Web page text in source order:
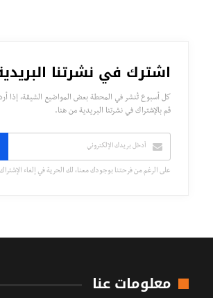
اشترك في نشرتنا
كل أسبوع تُنشر في المحطة بعض المواضيع الشيقة، إذا
قم بالإشتراك في نشرتنا البريدية من هنا.
على الرغم من فرحتنا بوجودك معنا، لك الحرية في إلغاء
معلومات عنا